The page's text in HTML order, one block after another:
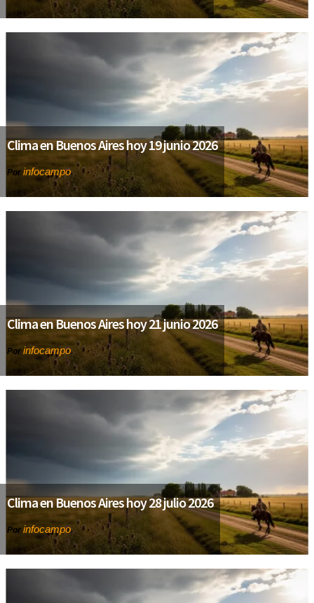
Clima en Buenos Aires hoy 19 junio 2026
Por infocampo
Clima en Buenos Aires hoy 21 junio 2026
Por infocampo
Clima en Buenos Aires hoy 28 julio 2026
Por infocampo